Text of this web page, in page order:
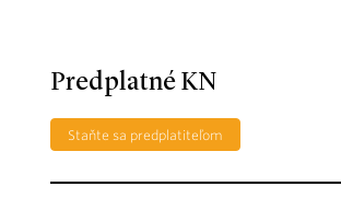
Predplatné KN
Staňte sa predplatiteľom